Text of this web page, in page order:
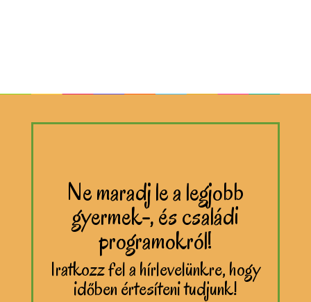
Ne maradj le a legjobb
gyermek-, és családi
programokról!
Iratkozz fel a hírlevelünkre, hogy
időben értesíteni tudjunk!